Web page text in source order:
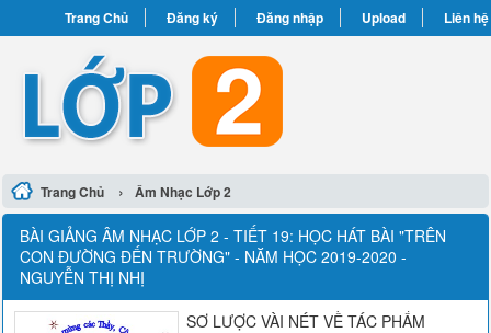
Trang Chủ Đăng ký Đăng nhập Upload Liên hệ
Trang Chủ › Âm Nhạc Lớp 2
BÀI GIẢNG ÂM NHẠC LỚP 2 - TIẾT 19: HỌC HÁT BÀI "TRÊN
CON ĐƯỜNG ĐẾN TRƯỜNG" - NĂM HỌC 2019-2020 -
NGUYỄN THỊ NHỊ
SƠ LƯỢC VÀI NÉT VỀ TÁC PHẨM